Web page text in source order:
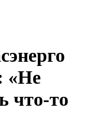
«Не
что-то